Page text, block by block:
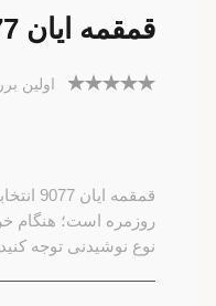
قمقمه ایان 9077
اولین
قمقمه
روزمره است؛ هنگام
نوع نوشیدنی توجه کنید.